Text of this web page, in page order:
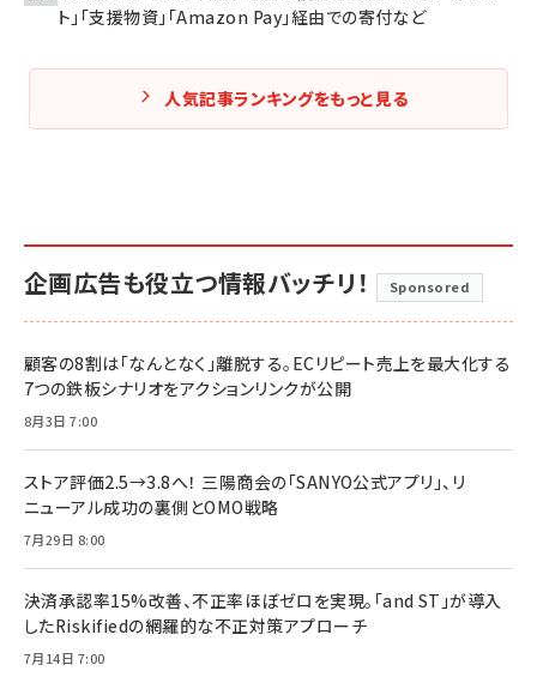
ト」「支援物資」「Amazon Pay」経由での寄付など
人気記事ランキングをもっと見る
企画広告も役立つ情報バッチリ！ Sponsored
顧客の8割は「なんとなく」離脱する。ECリピート売上を最大化する
7つの鉄板シナリオをアクションリンクが公開
8月3日 7:00
ストア評価2.5→3.8へ！ 三陽商会の「SANYO公式アプリ」、リ
ニューアル成功の裏側とOMO戦略
7月29日 8:00
決済承認率15%改善、不正率ほぼゼロを実現。「and ST」が導入
したRiskifiedの網羅的な不正対策アプローチ
7月14日 7:00